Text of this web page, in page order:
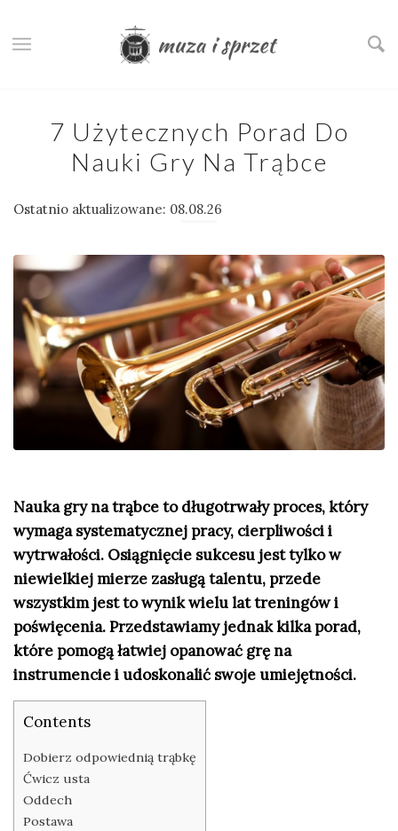
7 Użytecznych Porad Do
Nauki Gry Na Trąbce
Ostatnio aktualizowane: 08.08.26
Nauka gry na trąbce to długotrwały proces, który
wymaga systematycznej pracy, cierpliwości i
wytrwałości. Osiągnięcie sukcesu jest tylko w
niewielkiej mierze zasługą talentu, przede
wszystkim jest to wynik wielu lat treningów i
poświęcenia. Przedstawiamy jednak kilka porad,
które pomogą łatwiej opanować grę na
instrumencie i udoskonalić swoje umiejętności.
Contents
Dobierz odpowiednią trąbkę
Ćwicz usta
Oddech
Postawa